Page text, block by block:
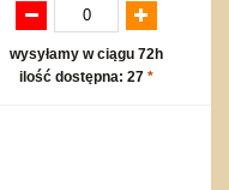
wysyłamy w ciągu 72h
ilość dostępna: 27 *